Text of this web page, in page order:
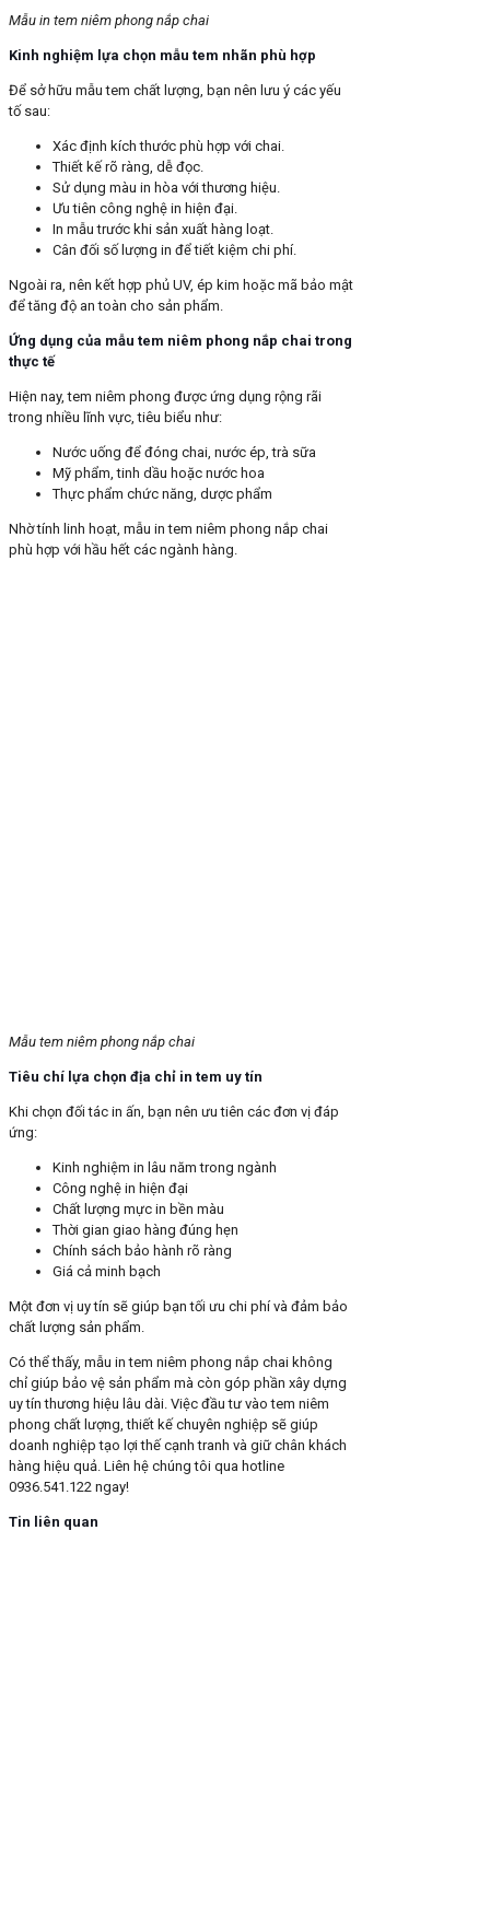
Mẫu in tem niêm phong nắp chai
Kinh nghiệm lựa chọn mẫu tem nhãn phù hợp
Để sở hữu mẫu tem chất lượng, bạn nên lưu ý các yếu
tố sau:
Xác định kích thước phù hợp với chai.
Thiết kế rõ ràng, dễ đọc.
Sử dụng màu in hòa với thương hiệu.
Ưu tiên công nghệ in hiện đại.
In mẫu trước khi sản xuất hàng loạt.
Cân đối số lượng in để tiết kiệm chi phí.
Ngoài ra, nên kết hợp phủ UV, ép kim hoặc mã bảo mật
để tăng độ an toàn cho sản phẩm.
Ứng dụng của mẫu tem niêm phong nắp chai trong
thực tế
Hiện nay, tem niêm phong được ứng dụng rộng rãi
trong nhiều lĩnh vực, tiêu biểu như:
Nước uống để đóng chai, nước ép, trà sữa
Mỹ phẩm, tinh dầu hoặc nước hoa
Thực phẩm chức năng, dược phẩm
Nhờ tính linh hoạt, mẫu in tem niêm phong nắp chai
phù hợp với hầu hết các ngành hàng.
Mẫu tem niêm phong nắp chai
Tiêu chí lựa chọn địa chỉ in tem uy tín
Khi chọn đối tác in ấn, bạn nên ưu tiên các đơn vị đáp
ứng:
Kinh nghiệm in lâu năm trong ngành
Công nghệ in hiện đại
Chất lượng mực in bền màu
Thời gian giao hàng đúng hẹn
Chính sách bảo hành rõ ràng
Giá cả minh bạch
Một đơn vị uy tín sẽ giúp bạn tối ưu chi phí và đảm bảo
chất lượng sản phẩm.
Có thể thấy, mẫu in tem niêm phong nắp chai không
chỉ giúp bảo vệ sản phẩm mà còn góp phần xây dựng
uy tín thương hiệu lâu dài. Việc đầu tư vào tem niêm
phong chất lượng, thiết kế chuyên nghiệp sẽ giúp
doanh nghiệp tạo lợi thế cạnh tranh và giữ chân khách
hàng hiệu quả. Liên hệ chúng tôi qua hotline
0936.541.122 ngay!
Tin liên quan